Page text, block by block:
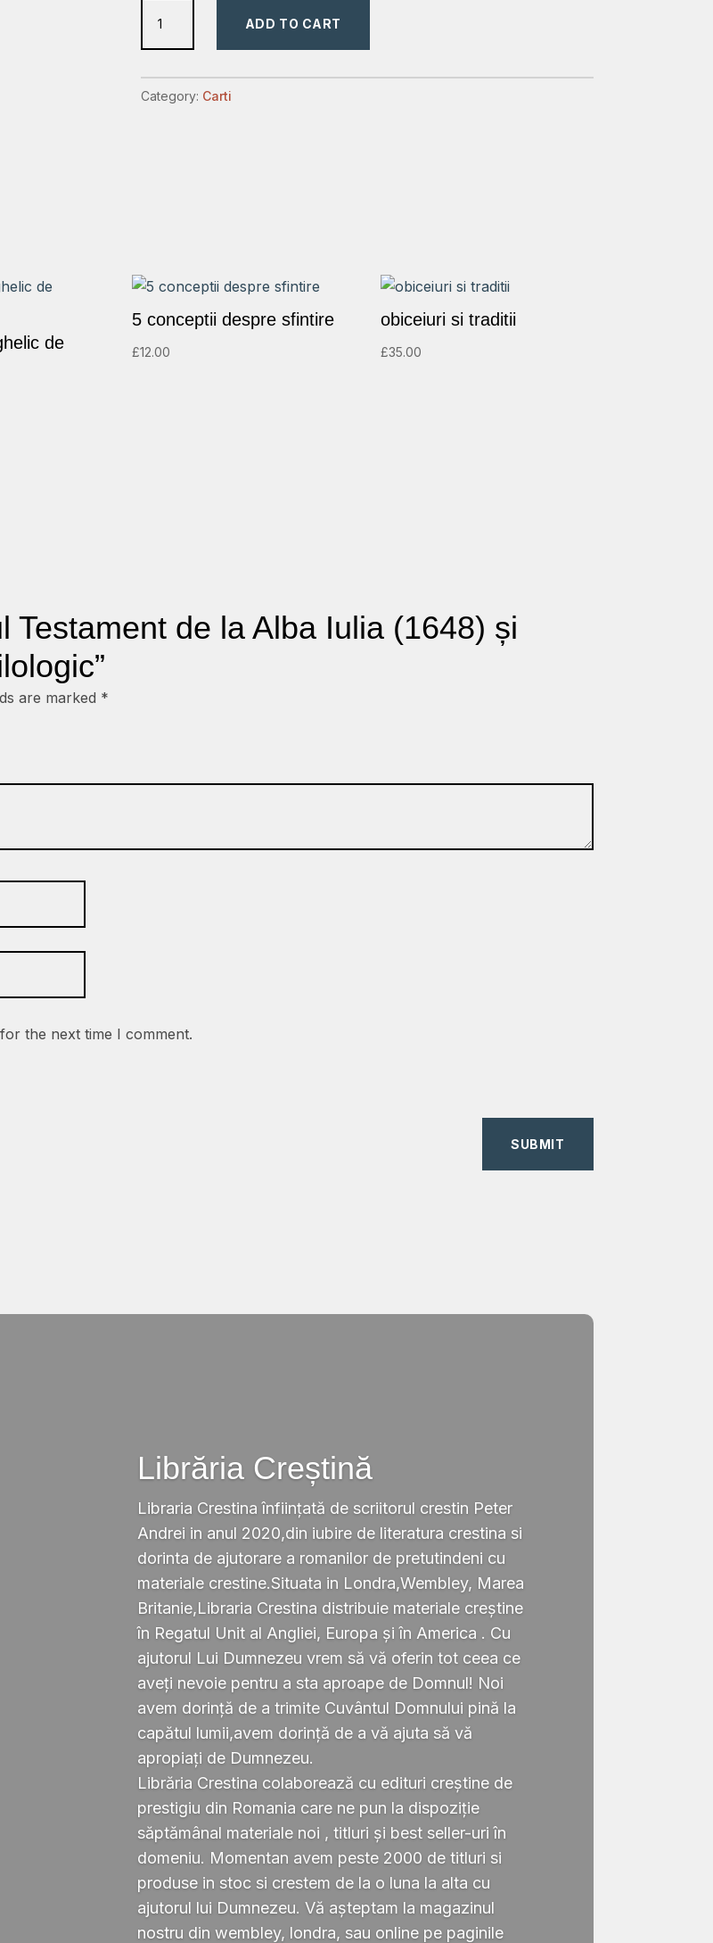
filologic
ADD TO CART
Category: Carti
de
5 conceptii despre sfintire
£12.00
obiceiuri si traditii
£35.00
Testament de la Alba Iulia (1648) și
are marked *
the next time I comment.
SUBMIT
Librăria Creștină
Libraria Crestina înființată de scriitorul crestin Peter
Andrei in anul 2020,din iubire de literatura crestina si
dorinta de ajutorare a romanilor de pretutindeni cu
materiale crestine.Situata in Londra,Wembley, Marea
Britanie,Libraria Crestina distribuie materiale creștine
în Regatul Unit al Angliei, Europa și în America . Cu
ajutorul Lui Dumnezeu vrem să vă oferin tot ceea ce
aveți nevoie pentru a sta aproape de Domnul! Noi
avem dorință de a trimite Cuvântul Domnului pină la
capătul lumii,avem dorință de a vă ajuta să vă
apropiați de Dumnezeu.
Librăria Crestina colaborează cu edituri creștine de
prestigiu din Romania care ne pun la dispoziție
săptămânal materiale noi , titluri și best seller-uri în
domeniu. Momentan avem peste 2000 de titluri si
produse in stoc si crestem de la o luna la alta cu
ajutorul lui Dumnezeu. Vă așteptam la magazinul
nostru din wembley, londra, sau online pe paginile